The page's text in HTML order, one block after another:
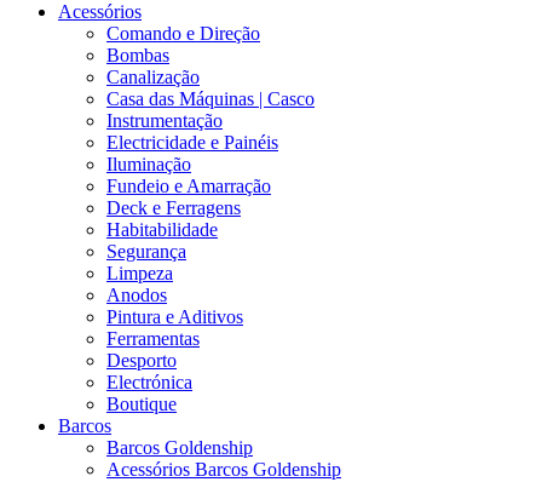
Acessórios
Comando e Direção
Bombas
Canalização
Casa das Máquinas | Casco
Instrumentação
Electricidade e Painéis
Iluminação
Fundeio e Amarração
Deck e Ferragens
Habitabilidade
Segurança
Limpeza
Anodos
Pintura e Aditivos
Ferramentas
Desporto
Electrónica
Boutique
Barcos
Barcos Goldenship
Acessórios Barcos Goldenship